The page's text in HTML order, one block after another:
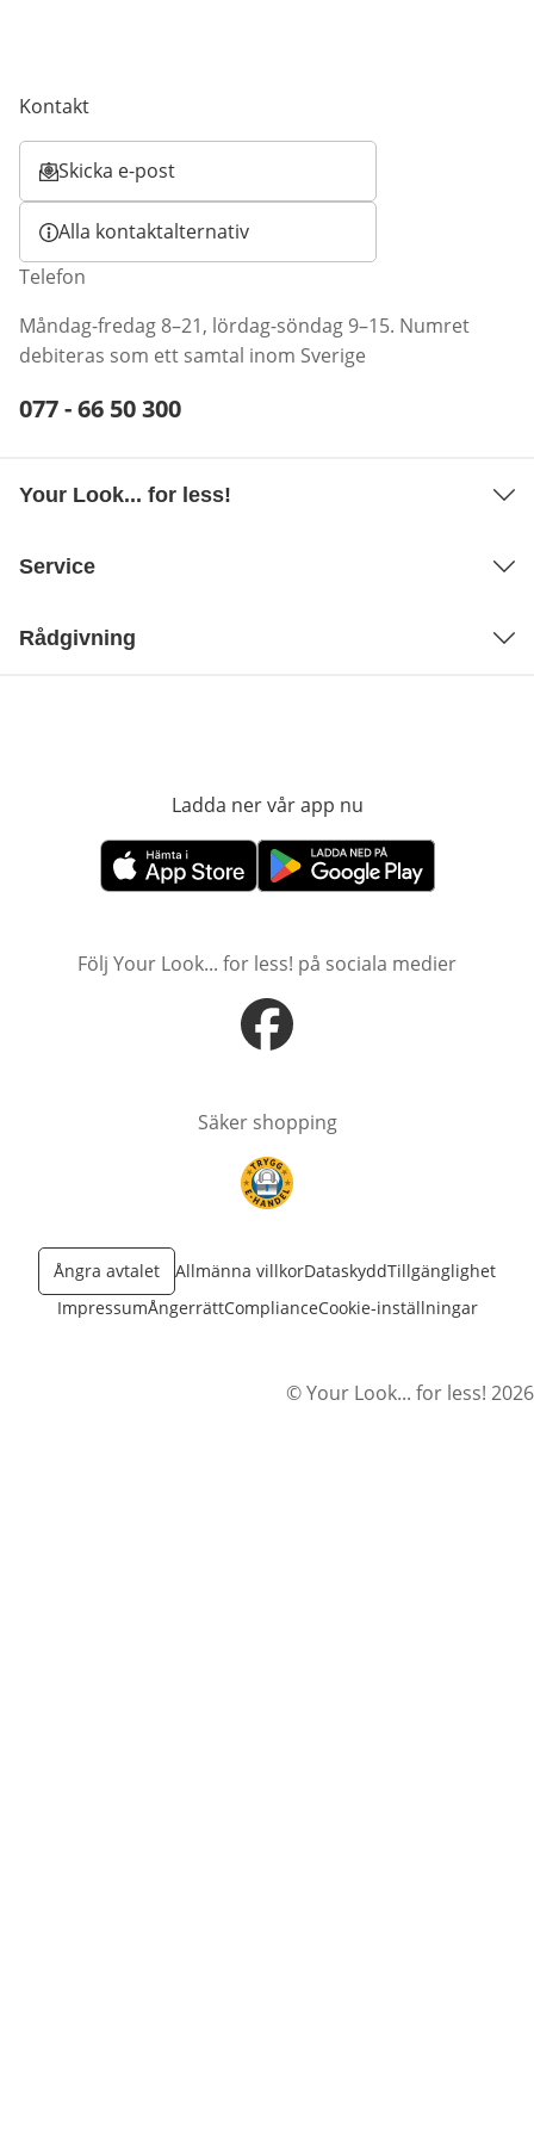
Kontakt
Skicka e-post
Öppnar e-postklient
Alla kontaktalternativ
Telefon
Måndag-fredag 8–21, lördag-söndag 9–15. Numret
debiteras som ett samtal inom Sverige
Telefonnummer:
077 - 66 50 300
Your Look... for less!
Service
Rådgivning
Ladda ner vår app nu
öppnas i nytt fönsteröppnas i nytt fönster
Följ Your Look... for less! på sociala medier
öppnas i nytt fönster
Säker shopping
öppnas i nytt fönster
Ångra avtalet Allmänna villkorDataskyddTillgänglighet
ImpressumÅngerrättComplianceCookie-inställningar
© Your Look... for less! 2026